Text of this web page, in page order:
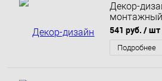
Декор-
StarMount
541 руб. / шт
Подробнее